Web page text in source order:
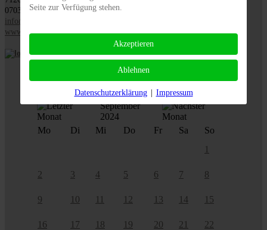
07033 / 69 23 902
info@logl-bw.de
www.logl-bw.de
September
2024
Mo
Di Mi Do Fr Sa
So
1
2 3 4 5 6 7 8
9 10 11 12 13 14 15
16 17 18 19 20 21 22
Seite zur Verfügung stehen.
Akzeptieren
Ablehnen
Datenschutzerklärung Impressum